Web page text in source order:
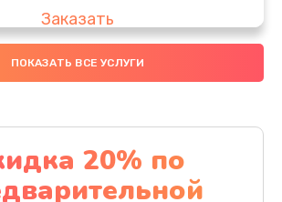
Заказать
Ремонт после залития
Заказать
электроплаты
ПОКАЗАТЬ ВСЕ УСЛУГИ
20% по